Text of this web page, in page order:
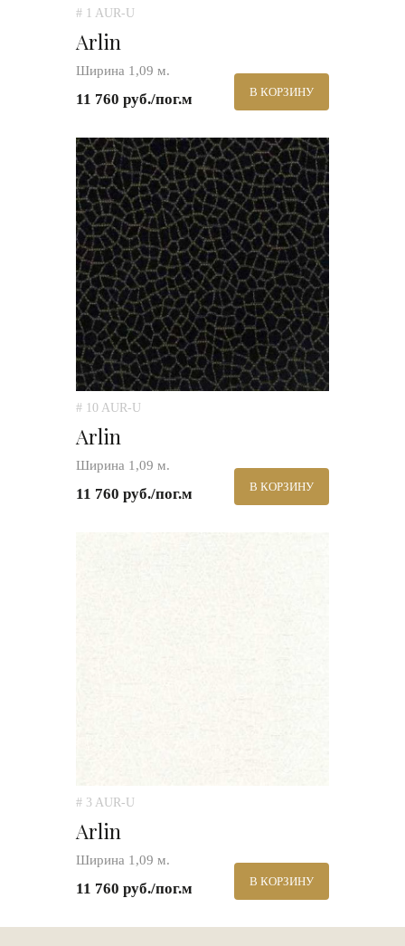
# 1 AUR-U
Arlin
Ширина 1,09 м.
11 760 руб./пог.м В КОРЗИНУ
# 10 AUR-U
Arlin
Ширина 1,09 м.
11 760 руб./пог.м В КОРЗИНУ
# 3 AUR-U
Arlin
Ширина 1,09 м.
11 760 руб./пог.м В КОРЗИНУ